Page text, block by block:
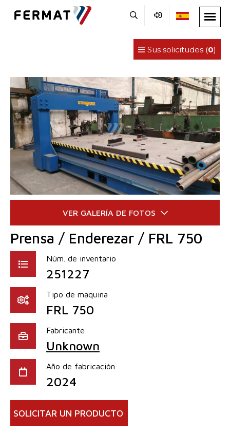
Sus solicitudes (0)
Prensa / Enderezar / FRL 750
Núm. de inventario
251227
Tipo de maquina
FRL 750
Fabricante
Unknown
Año de fabricación
2024
SOLICITAR UN PRODUCTO